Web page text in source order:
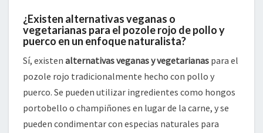
¿Existen alternativas veganas o
vegetarianas para el pozole rojo de pollo y
puerco en un enfoque naturalista?
Sí, existen alternativas veganas y vegetarianas para el
pozole rojo tradicionalmente hecho con pollo y
puerco. Se pueden utilizar ingredientes como hongos
portobello o champiñones en lugar de la carne, y se
pueden condimentar con especias naturales para